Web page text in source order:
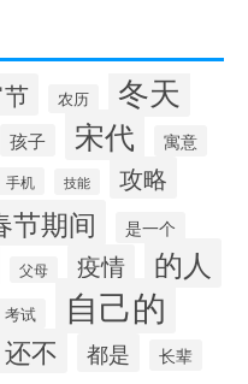
农历 冬天
孩子 宋代 寓意
手机 技能 攻略
节期间 是一个
父母 疫情 的人
考试 自己的
还不 都是 长辈